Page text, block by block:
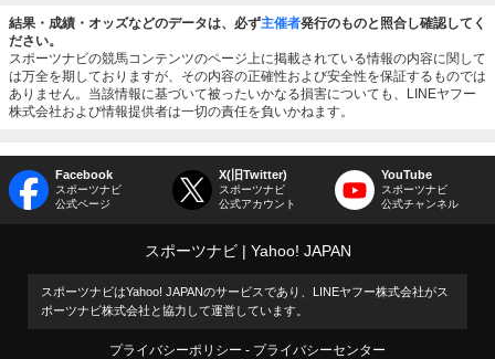
結果・成績・オッズなどのデータは、必ず主催者発行のものと照合し確認してく
ださい。
スポーツナビの競馬コンテンツのページ上に掲載されている情報の内容に関して
は万全を期しておりますが、その内容の正確性および安全性を保証するものでは
ありません。当該情報に基づいて被ったいかなる損害についても、LINEヤフー
株式会社および情報提供者は一切の責任を負いかねます。
Facebook
スポーツナビ
公式ページ
X(旧Twitter)
スポーツナビ
公式アカウント
YouTube
スポーツナビ
公式チャンネル
スポーツナビ Yahoo! JAPAN
スポーツナビはYahoo! JAPANのサービスであり、LINEヤフー株式会社がス
ポーツナビ株式会社と協力して運営しています。
プライバシーポリシー プライバシーセンター